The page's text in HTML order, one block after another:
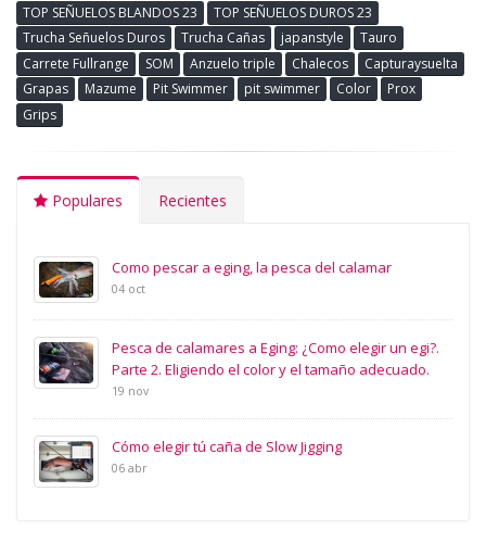
TOP SEÑUELOS BLANDOS 23
TOP SEÑUELOS DUROS 23
Trucha Señuelos Duros
Trucha Cañas japanstyle
Tauro
Carrete Fullrange
SOM Anzuelo triple Chalecos
Capturaysuelta
Grapas
Mazume Pit Swimmer pit swimmer Color
Prox
Grips
Populares Recientes
Como pescar a eging, la pesca del calamar
04 oct
Pesca de calamares a Eging: ¿Como elegir un egi?.
Parte 2. Eligiendo el color y el tamaño adecuado.
19 nov
Cómo elegir tú caña de Slow Jigging
06 abr